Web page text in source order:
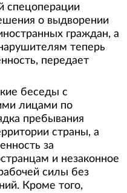
спецоперации
о выдворении
граждан, а
теперь
передает
беседы с
лицами по
пребывания
страны, а
за
и незаконное
силы без
Кроме того,